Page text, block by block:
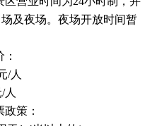
及夜场。夜场开放时间暂
/人
人
策：